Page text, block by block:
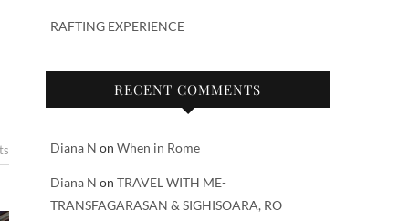
RAFTING EXPERIENCE
RECENT COMMENTS
Diana N on When in Rome
Diana N on TRAVEL WITH ME-
TRANSFAGARASAN & SIGHISOARA, RO